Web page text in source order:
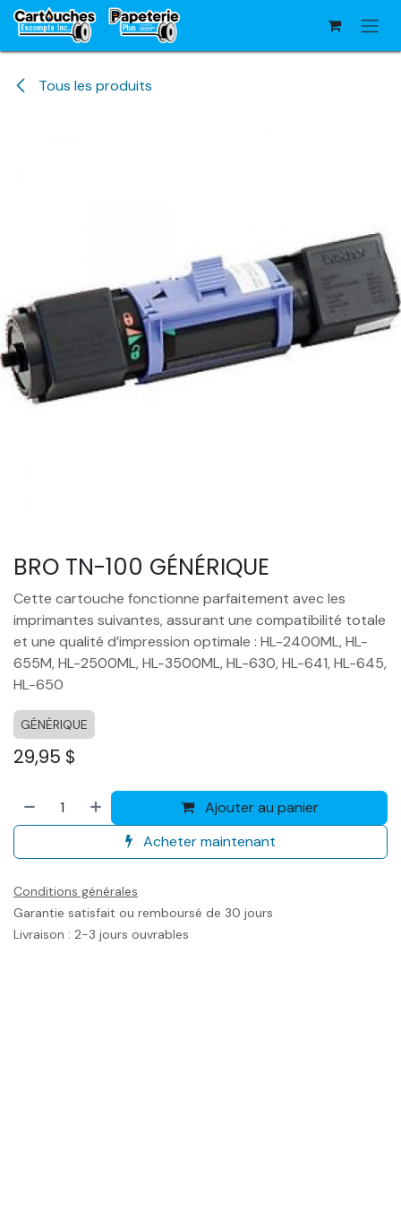
Se rendre au contenu
Tous les produits
BRO TN-100 GÉNÉRIQUE
Cette cartouche fonctionne parfaitement avec les
imprimantes suivantes, assurant une compatibilité totale
et une qualité d’impression optimale : HL-2400ML, HL-
655M, HL-2500ML, HL-3500ML, HL-630, HL-641, HL-645,
HL-650
GÉNÉRIQUE
29,95 $
Ajouter au panier
Acheter maintenant
Conditions générales
Garantie satisfait ou remboursé de 30 jours
Livraison : 2-3 jours ouvrables